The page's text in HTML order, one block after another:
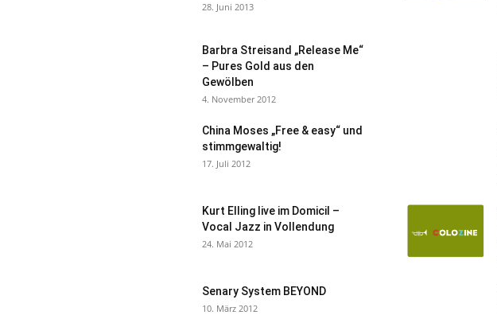
28. Juni 2013
Barbra Streisand „Release Me“
– Pures Gold aus den
Gewölben
4. November 2012
China Moses „Free & easy“ und
stimmgewaltig!
17. Juli 2012
Kurt Elling live im Domicil –
Vocal Jazz in Vollendung
24. Mai 2012
Senary System BEYOND
10. März 2012